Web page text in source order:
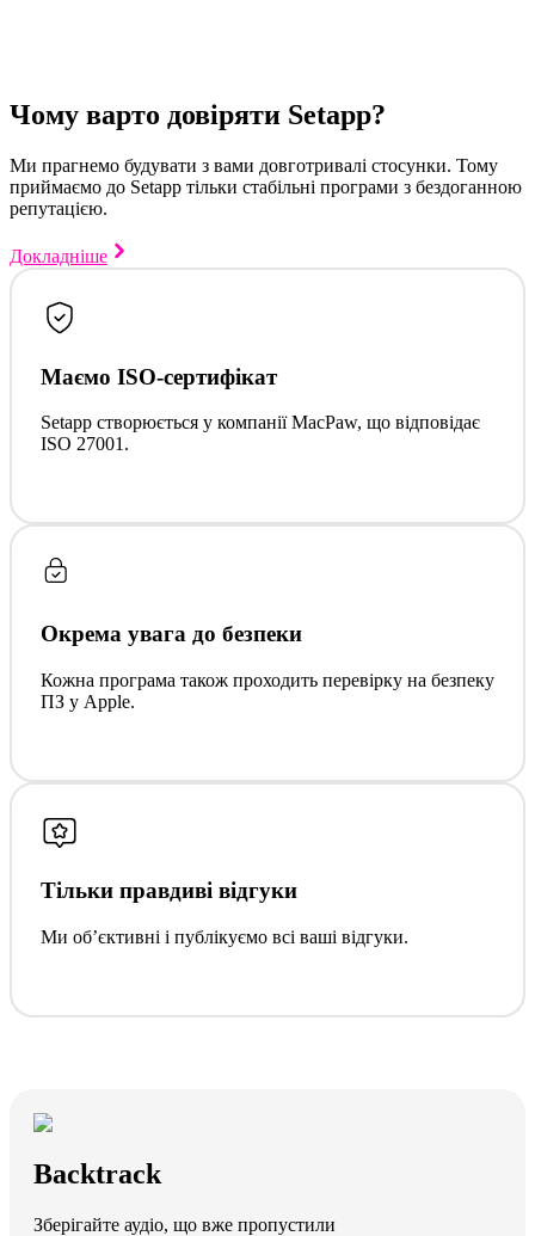
Чому варто довіряти Setapp?
Ми прагнемо будувати з вами довготривалі стосунки. Тому
приймаємо до Setapp тільки стабільні програми з бездоганною
репутацією.
Докладніше
Маємо ISO-сертифікат
Setapp створюється у компанії MacPaw, що відповідає
ISO 27001.
Окрема увага до безпеки
Кожна програма також проходить перевірку на безпеку
ПЗ у Apple.
Тільки правдиві відгуки
Ми обʼєктивні і публікуємо всі ваші відгуки.
Backtrack
Зберігайте аудіо, що вже пропустили